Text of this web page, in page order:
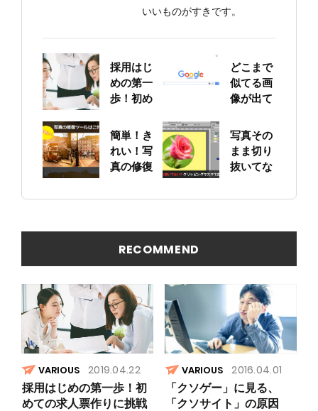
いいものがすきです。
採用はじ
めの第一
歩！初め
票作りに
挑戦
どこまで
似てる画
像が出て
Google
画像検索
を試して
簡単！き
れい！写
真の修復
これに決
写真その
まま切り
抜いてな
リッピン
でお手軽
RECOMMEND
VARIOUS 2019.04.22
採用はじめの第一歩！初
めての求人票作りに挑戦
VARIOUS 2016.04.01
「クソゲー」に見る、
「クソサイト」の原因